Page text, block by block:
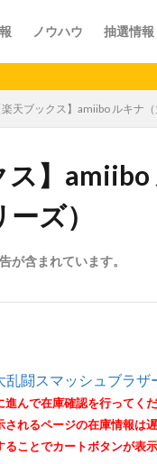
ノウハウ 抽選情報
楽天ブックス】amiibo ルキナ
ス】
ズ）
が含まれています。
乱闘スマッシュブラザ
んで在庫確認を行ってく
されるページの在庫情報は
ことでカートボタンが表